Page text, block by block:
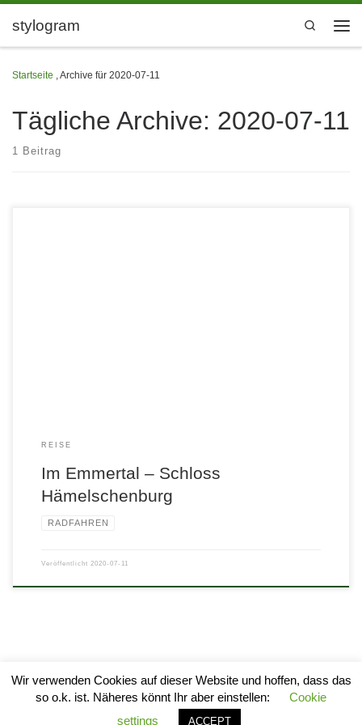
Zum Inhalt springen
stylogram
Search
Startseite ,Archive für 2020-07-11
Tägliche Archive: 2020-07-11
1 Beitrag
REISE
Im Emmertal – Schloss
Hämelschenburg
RADFAHREN
Veröffentlicht 2020-07-11
© 2026 stylogram – Alle Rechte vorbehalten
Entworfen mit Customizr Pro
Wir verwenden Cookies auf dieser Website und hoffen, dass das
so o.k. ist. Näheres könnt Ihr aber einstellen:
Cookie
settings
ACCEPT